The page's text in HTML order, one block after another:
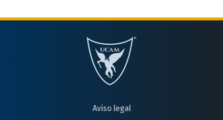
Aviso legal